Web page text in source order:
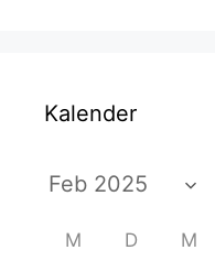
Kalender
M D M